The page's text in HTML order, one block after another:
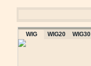
WIG WIG20 WIG30